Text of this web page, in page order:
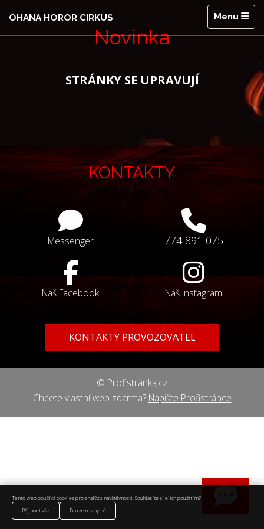
Menu
OHANA HOROR CIRKUS
Novinka
STRÁNKY SE UPRAVUJÍ
KONTAKTY
Messenger 774 891 075
Náš Facebook Náš Instagram
KONTAKTY PROVOZOVATEL
© Profistránka.cz
Chcete vlastní web zdarma? Napište Profistránce
Tento web používá cookies pro analýzu návštěvnosti. Souhlasíte s jejich použitím?
Přijmout vše Pouze nezbytné